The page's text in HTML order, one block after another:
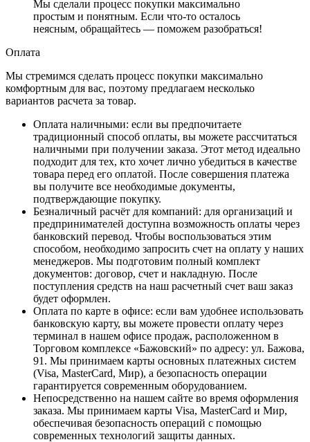
Мы сделали процесс покупки максимально
простым и понятным. Если что-то осталось
неясным, обращайтесь — поможем разобраться!
Оплата
Мы стремимся сделать процесс покупки максимально
комфортным для вас, поэтому предлагаем несколько
вариантов расчета за товар.
Оплата наличными: если вы предпочитаете
традиционный способ оплаты, вы можете рассчитаться
наличными при получении заказа. Этот метод идеально
подходит для тех, кто хочет лично убедиться в качестве
товара перед его оплатой. После совершения платежа
вы получите все необходимые документы,
подтверждающие покупку.
Безналичный расчёт для компаний: для организаций и
предпринимателей доступна возможность оплаты через
банковский перевод. Чтобы воспользоваться этим
способом, необходимо запросить счет на оплату у наших
менеджеров. Мы подготовим полный комплект
документов: договор, счет и накладную. После
поступления средств на наш расчетный счет ваш заказ
будет оформлен.
Оплата по карте в офисе: если вам удобнее использовать
банковскую карту, вы можете провести оплату через
терминал в нашем офисе продаж, расположенном в
Торговом комплексе «Бажовский» по адресу: ул. Бажова,
91. Мы принимаем карты основных платежных систем
(Visa, MasterCard, Мир), а безопасность операции
гарантируется современным оборудованием.
Непосредственно на нашем сайте во время оформления
заказа. Мы принимаем карты Visa, MasterCard и Мир,
обеспечивая безопасность операций с помощью
современных технологий защиты данных.